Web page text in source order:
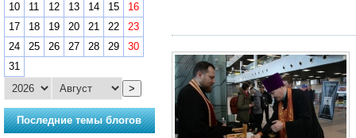
10
11 12 13 14 15
16
17
18 19 20 21 22
23
24
25 26 27 28 29
30
31
>
Последние темы блогов